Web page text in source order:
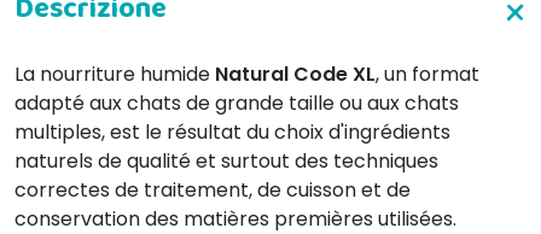
La nourriture humide Natural Code XL, un format
adapté aux chats de grande taille ou aux chats
multiples, est le résultat du choix d'ingrédients
naturels de qualité et surtout des techniques
correctes de traitement, de cuisson et de
conservation des matières premières utilisées.